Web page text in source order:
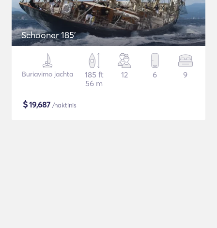
Schooner 185'
Buriavimo jachta
185 ft
56 m
12 6 9
$19,687 /naktinis